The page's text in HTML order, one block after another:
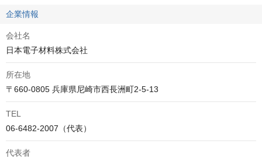
企業情報
会社名
日本電子材料株式会社
所在地
〒660-0805 兵庫県尼崎市西長洲町2-5-13
TEL
06-6482-2007（代表）
代表者